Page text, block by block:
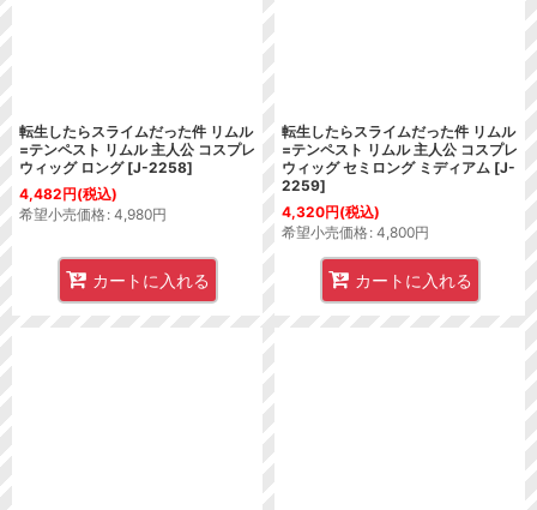
転生したらスライムだった件 リムル
=テンペスト リムル 主人公 コスプレ
ウィッグ ロング [J-2258]
4,482円(税込)
希望小売価格: 4,980円
カートに入れる
転生したらスライムだった件 リムル
=テンペスト リムル 主人公 コスプレ
ウィッグ セミロング ミディアム [J-
2259]
4,320円(税込)
希望小売価格: 4,800円
カートに入れる